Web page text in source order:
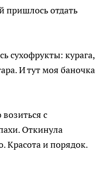
пришлось отдать
сухофрукты: курага,
И тут моя баночка
с
Откинула
Красота и порядок.